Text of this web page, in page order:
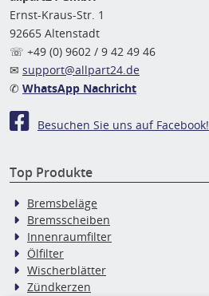
Ernst-Kraus-Str. 1
92665 Altenstadt
☏ +49 (0) 9602 / 9 42 49 46
✉ support@allpart24.de
✆ WhatsApp Nachricht
Besuchen Sie uns auf Facebook!
Top Produkte
Bremsbeläge
Bremsscheiben
Innenraumfilter
Ölfilter
Wischerblätter
Zündkerzen